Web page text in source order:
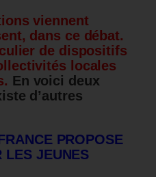
viennent
dans ce débat.
de dispositifs
locales
En voici deux
d’autres
PROPOSE
LES JEUNES